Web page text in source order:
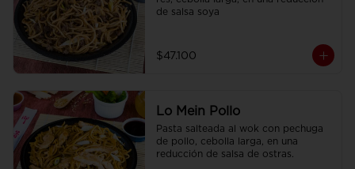
de salsa soya
$47.100
Lo Mein Pollo
Pasta salteada al wok con pechuga
de pollo, cebolla larga, en una
reducción de salsa de ostras.